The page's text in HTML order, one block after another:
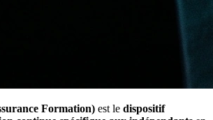
Formation) est le dispositif